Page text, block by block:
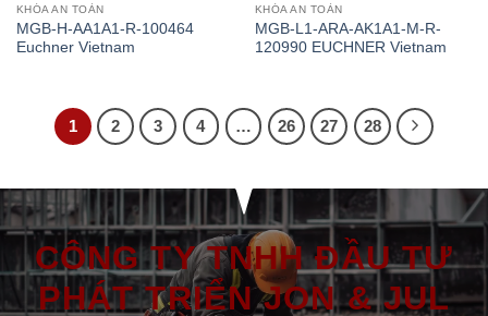
KHÓA AN TOÀN
MGB-H-AA1A1-R-100464
Euchner Vietnam
KHÓA AN TOÀN
MGB-L1-ARA-AK1A1-M-R-
120990 EUCHNER Vietnam
1 2 3 4 … 26 27 28
CÔNG TY TNHH ĐẦU TƯ
PHÁT TRIỂN JON & JUL